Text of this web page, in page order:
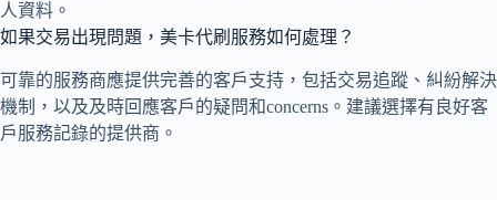
人資料。
如果交易出現問題，美卡代刷服務如何處理？
可靠的服務商應提供完善的客戶支持，包括交易追蹤、糾紛解決
機制，以及及時回應客戶的疑問和concerns。建議選擇有良好客
戶服務記錄的提供商。